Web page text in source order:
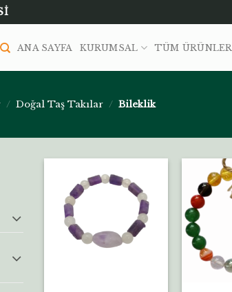
ANA SAYFA KURUMSAL TÜM ÜRÜNLER
/ Doğal Taş Takılar / Bileklik